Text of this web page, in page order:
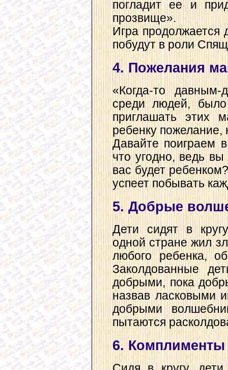
погладит ее и
прозвище».
Игра
побудут в роли
4. Пожелания
«Когда-то
среди людей,
приглашать этих
ребенку пожелание,
Давайте поиграем
что угодно, ведь
вас будет
успеет побывать
5. Добрые
Дети сидят в
одной стране жил
любого ребенка,
Заколдованные
добрыми, пока
назвав ласковыми
добрыми
пытаются
6. Комплименты